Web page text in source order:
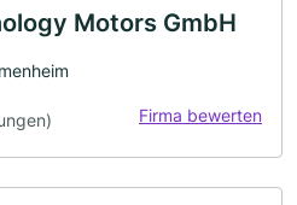
Motors GmbH
Firma bewerten